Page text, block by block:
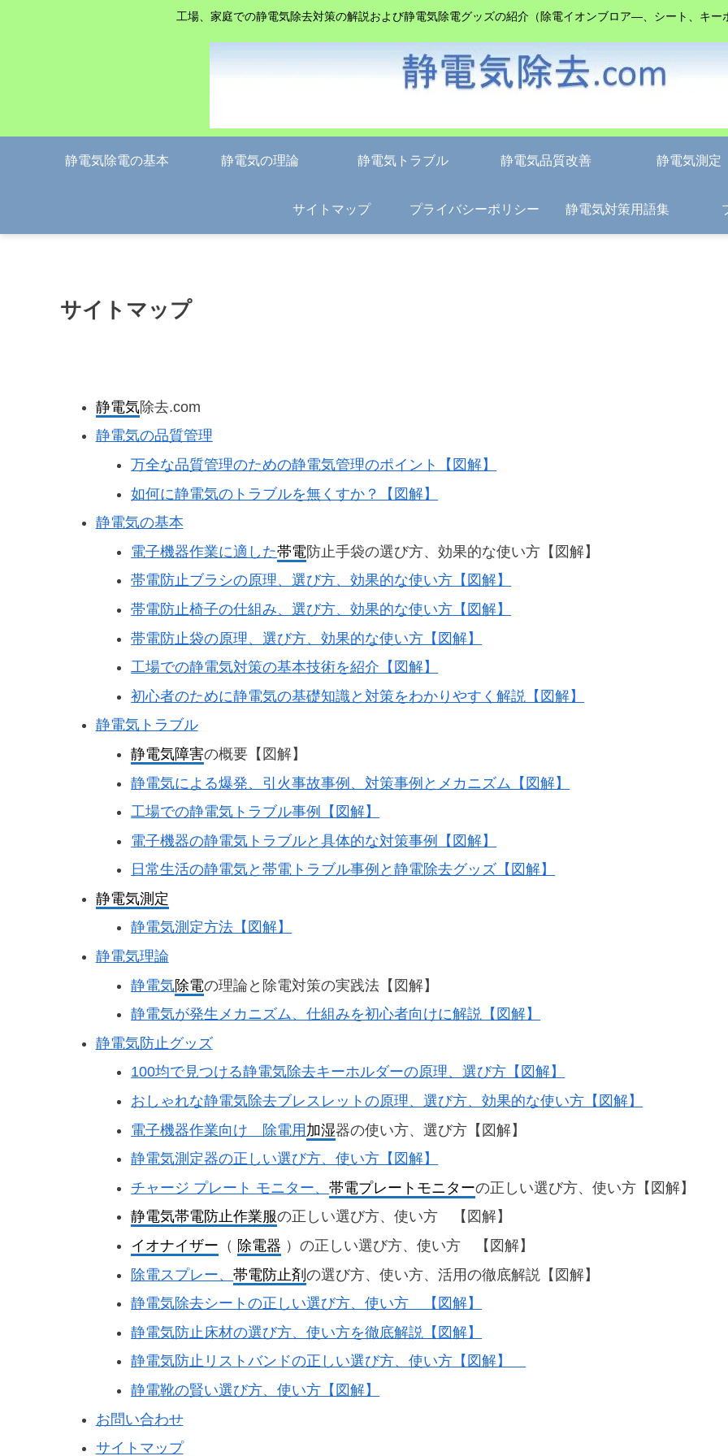
工場、家庭での静電気除去対策の解説および静電気除電グッズの紹介（除電イオンブロア―、シート、キー
静電気除電の基本 静電気の理論 静電気トラブル 静電気品質改善 静電気測定
サイトマップ プライバシーポリシー 静電気対策用語集
サイトマップ
静電気除去.com
静電気の品質管理
万全な品質管理のための静電気管理のポイント【図解】
如何に静電気のトラブルを無くすか？【図解】
静電気の基本
電子機器作業に適した帯電防止手袋の選び方、効果的な使い方【図解】
帯電防止ブラシの原理、選び方、効果的な使い方【図解】
帯電防止椅子の仕組み、選び方、効果的な使い方【図解】
帯電防止袋の原理、選び方、効果的な使い方【図解】
工場での静電気対策の基本技術を紹介【図解】
初心者のために静電気の基礎知識と対策をわかりやすく解説【図解】
静電気トラブル
静電気障害の概要【図解】
静電気による爆発、引火事故事例、対策事例とメカニズム【図解】
工場での静電気トラブル事例【図解】
電子機器の静電気トラブルと具体的な対策事例【図解】
日常生活の静電気と帯電トラブル事例と静電除去グッズ【図解】
静電気測定
静電気測定方法【図解】
静電気理論
静電気除電の理論と除電対策の実践法【図解】
静電気が発生メカニズム、仕組みを初心者向けに解説【図解】
静電気防止グッズ
100均で見つける静電気除去キーホルダーの原理、選び方【図解】
おしゃれな静電気除去ブレスレットの原理、選び方、効果的な使い方【図解】
電子機器作業向け 除電用 加湿器の使い方、選び方【図解】
静電気測定器の正しい選び方、使い方【図解】
チャージ プレート モニター、帯電プレートモニターの正しい選び方、使い方【図解】
静電気帯電防止作業服の正しい選び方、使い方 【図解】
イオナイザー （ 除電器 ）の正しい選び方、使い方 【図解】
除電スプレー、帯電防止剤の選び方、使い方、活用の徹底解説【図解】
静電気除去シートの正しい選び方、使い方 【図解】
静電気防止床材の選び方、使い方を徹底解説【図解】
静電気防止リストバンドの正しい選び方、使い方【図解】
静電靴の賢い選び方、使い方【図解】
お問い合わせ
サイトマップ